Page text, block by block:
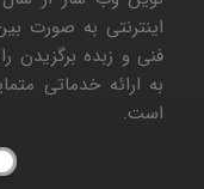
اینترنتی به صورت
فنی و زبده برگزیدن
به ارائه خدماتی
است.